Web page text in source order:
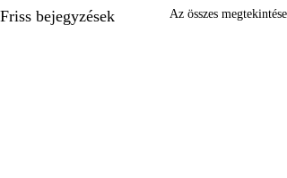
Friss bejegyzések Az összes megtekintése